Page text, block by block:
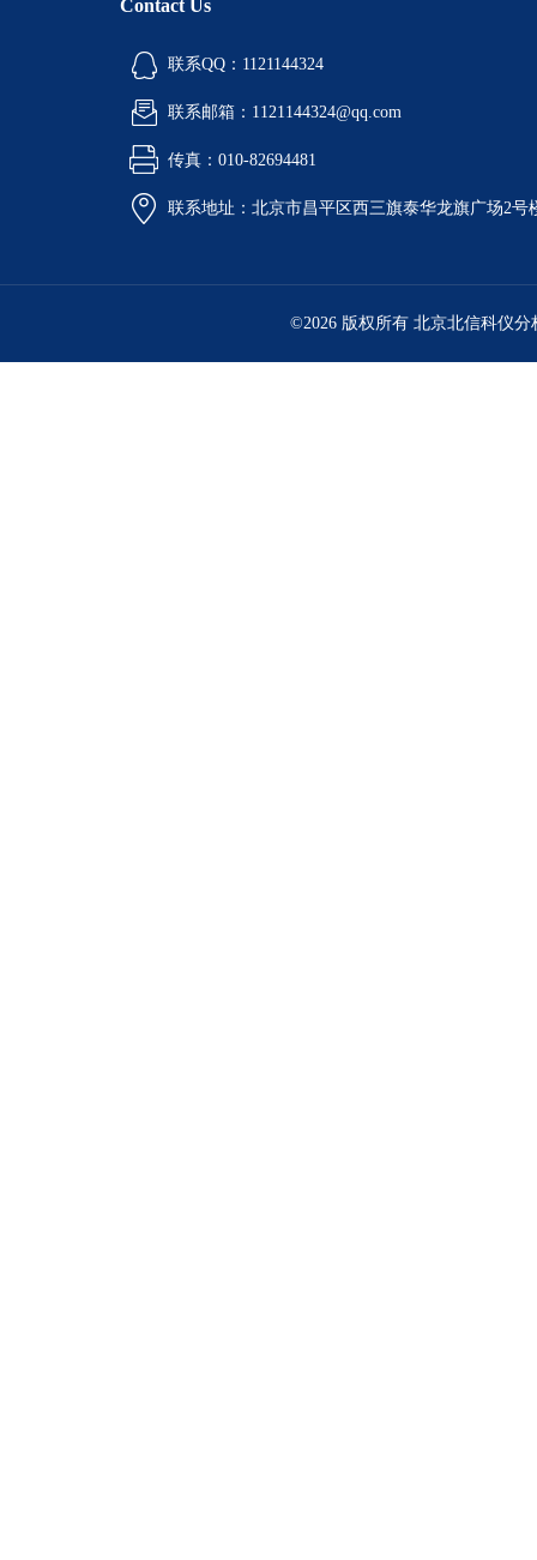
Contact Us
联系QQ：1121144324
联系邮箱：1121144324@qq.com
传真：010-82694481
联系地址：北京市昌平区西三旗泰华龙旗广场2号
©2026 版权所有 北京北信科仪